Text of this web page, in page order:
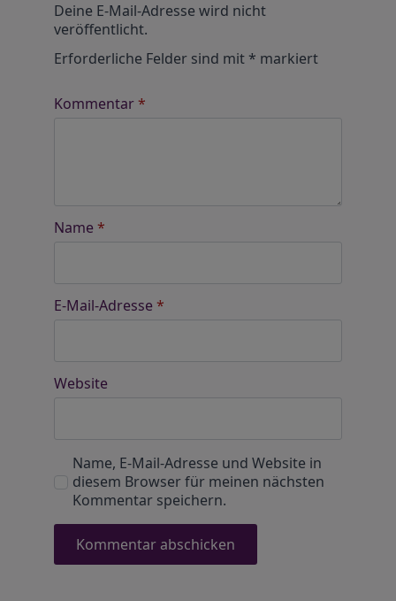
Deine E-Mail-Adresse wird nicht
veröffentlicht.
Erforderliche Felder sind mit* markiert
Kommentar*
Name *
E-Mail-Adresse *
Website
Name, E-Mail-Adresse und Website in
diesem Browser für meinen nächsten
Kommentar speichern.